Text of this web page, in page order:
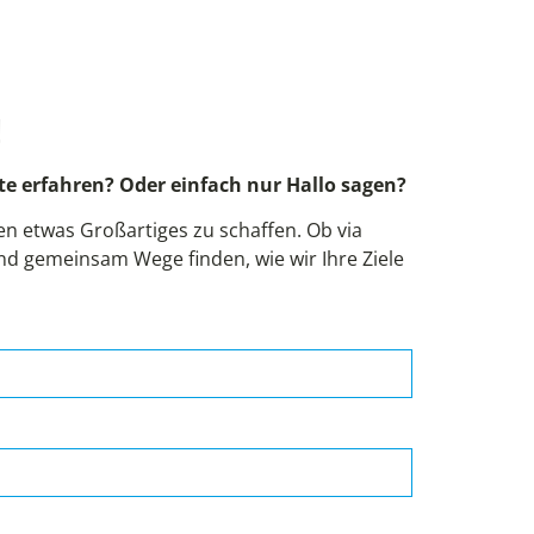
erfahren? Oder einfach nur Hallo sagen?
etwas Großartiges zu schaffen. Ob via
gemeinsam Wege finden, wie wir Ihre Ziele